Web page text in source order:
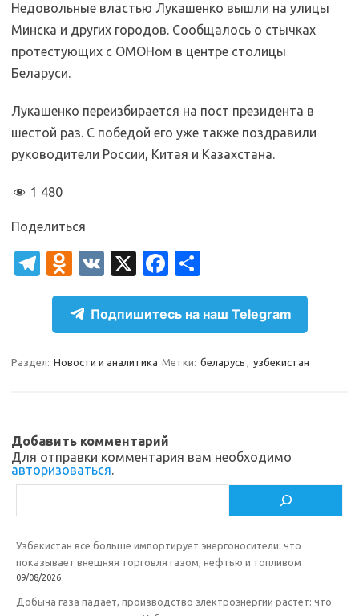
Недовольные властью Лукашенко вышли на улицы
Минска и других городов. Сообщалось о стычках
протестующих с ОМОНом в центре столицы
Беларуси.
Лукашенко переизбирается на пост президента в
шестой раз. С победой его уже также поздравили
руководители России, Китая и Казахстана.
1 480
Поделиться
T
el
gr
a
O
d
n
o
kl
ik
i
V
K
X
Fa
c
e
b
o
т
п
р
а
ь
Подпишитесь на наш Telegram
Раздел: Новости и аналитика Метки: беларусь , узбекистан
Добавить комментарий
Для отправки комментария вам необходимо
авторизоваться.
Узбекистан все больше импортирует энергоносители: что
показывает внешняя торговля газом, нефтью и топливом
09/08/2026
Добыча газа падает, производство электроэнергии растет: что